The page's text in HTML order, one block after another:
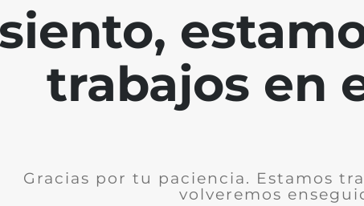
trabajos en
Gracias por tu paciencia. Estamos
volveremos